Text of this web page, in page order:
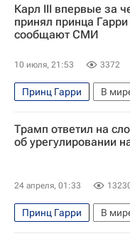
Карл III впервые за
принял принца
сообщают СМИ
10 июля, 21:53 3372
Принц Гарри В
Карл III
Меган
Трамп ответил на
об урегулировании
24 апреля, 01:33
Принц Гарри В
Великобритания